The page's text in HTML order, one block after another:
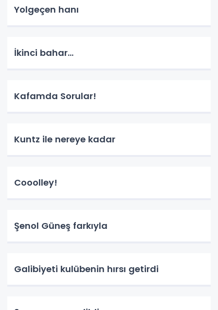
Yolgeçen hanı
İkinci bahar...
Kafamda Sorular!
Kuntz ile nereye kadar
Cooolley!
Şenol Güneş farkıyla
Galibiyeti kulübenin hırsı getirdi